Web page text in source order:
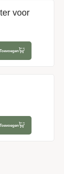
voor
Toevoegen
Toevoegen